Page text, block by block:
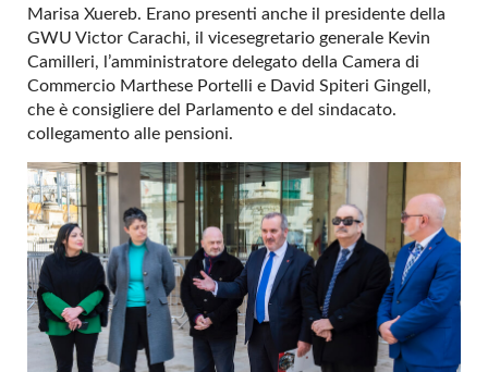
Marisa Xuereb. Erano presenti anche il presidente della
GWU Victor Carachi, il vicesegretario generale Kevin
Camilleri, l’amministratore delegato della Camera di
Commercio Marthese Portelli e David Spiteri Gingell,
che è consigliere del Parlamento e del sindacato.
collegamento alle pensioni.